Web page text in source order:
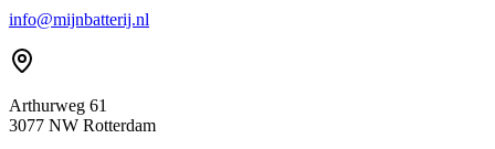
info@mijnbatterij.nl
Arthurweg 61
3077 NW Rotterdam